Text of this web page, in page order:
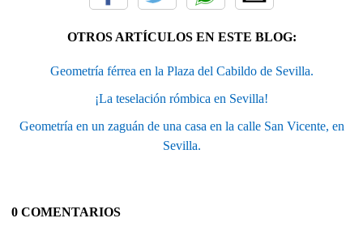
OTROS ARTÍCULOS EN ESTE BLOG:
Geometría férrea en la Plaza del Cabildo de Sevilla.
¡La teselación rómbica en Sevilla!
Geometría en un zaguán de una casa en la calle San Vicente, en
Sevilla.
0 COMENTARIOS